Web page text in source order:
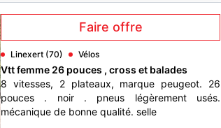
Faire offre
Linexert (70) Vélos
Vtt femme 26 pouces , cross et balades
8 vitesses, 2 plateaux, marque peugeot. 26
pouces . noir . pneus légèrement usés.
mécanique de bonne qualité. selle